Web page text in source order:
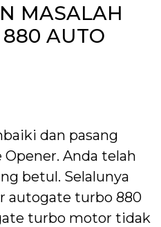
MASALAH
AUTO
dan pasang
Anda telah
betul. Selalunya
autogate turbo 880
turbo motor tidak